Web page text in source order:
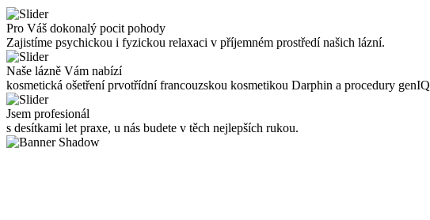
Pro Váš dokonalý pocit pohody
Zajistíme psychickou i fyzickou relaxaci v příjemném prostředí našich lázní.
Naše lázně Vám nabízí
kosmetická ošetření prvotřídní francouzskou kosmetikou Darphin a procedury genIQ
Jsem profesionál
s desítkami let praxe, u nás budete v těch nejlepších rukou.